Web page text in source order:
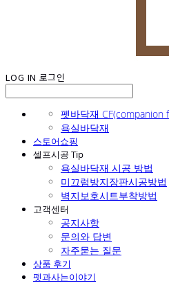
LOG IN 로그인
펫바닥재 CF(companion
욕실바닥재
스토어쇼핑
셀프시공 Tip
욕실바닥재 시공 방법
미끄럼방지장판시공방법
벽지보호시트부착방법
고객센터
공지사항
문의와 답변
자주묻는 질문
상품 후기
펫과사는이야기